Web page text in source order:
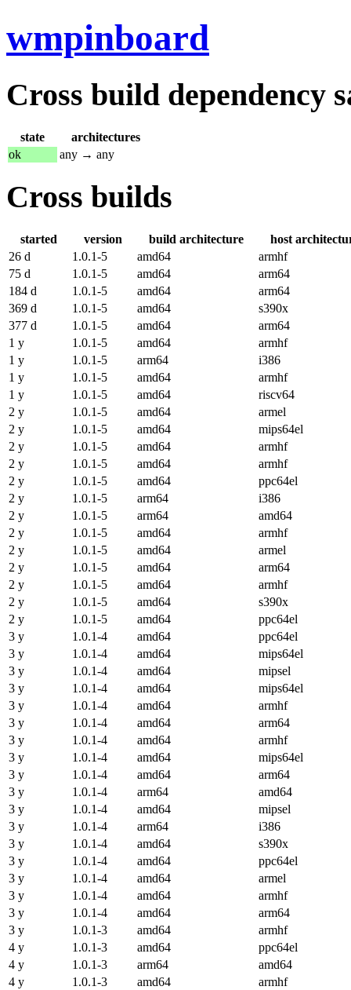
wmpinboard
Cross build dependency
state
architectures
ok
any → any
Cross builds
started version build architecture
host
26 d
1.0.1-5 amd64
armhf
75 d
1.0.1-5 amd64
arm64
184 d
1.0.1-5 amd64
arm64
369 d
1.0.1-5 amd64
s390x
377 d
1.0.1-5 amd64
arm64
1 y
1.0.1-5 amd64
armhf
1 y
1.0.1-5 arm64
i386
1 y
1.0.1-5 amd64
armhf
1 y
1.0.1-5 amd64
riscv64
2 y
1.0.1-5 amd64
armel
2 y
1.0.1-5 amd64
mips64el
2 y
1.0.1-5 amd64
armhf
2 y
1.0.1-5 amd64
armhf
2 y
1.0.1-5 amd64
ppc64el
2 y
1.0.1-5 arm64
i386
2 y
1.0.1-5 arm64
amd64
2 y
1.0.1-5 amd64
armhf
2 y
1.0.1-5 amd64
armel
2 y
1.0.1-5 amd64
arm64
2 y
1.0.1-5 amd64
armhf
2 y
1.0.1-5 amd64
s390x
2 y
1.0.1-5 amd64
ppc64el
3 y
1.0.1-4 amd64
ppc64el
3 y
1.0.1-4 amd64
mips64el
3 y
1.0.1-4 amd64
mipsel
3 y
1.0.1-4 amd64
mips64el
3 y
1.0.1-4 amd64
armhf
3 y
1.0.1-4 amd64
arm64
3 y
1.0.1-4 amd64
armhf
3 y
1.0.1-4 amd64
mips64el
3 y
1.0.1-4 amd64
arm64
3 y
1.0.1-4 arm64
amd64
3 y
1.0.1-4 amd64
mipsel
3 y
1.0.1-4 arm64
i386
3 y
1.0.1-4 amd64
s390x
3 y
1.0.1-4 amd64
ppc64el
3 y
1.0.1-4 amd64
armel
3 y
1.0.1-4 amd64
armhf
3 y
1.0.1-4 amd64
arm64
3 y
1.0.1-3 amd64
armhf
4 y
1.0.1-3 amd64
ppc64el
4 y
1.0.1-3 arm64
amd64
4 y
1.0.1-3 amd64
armhf